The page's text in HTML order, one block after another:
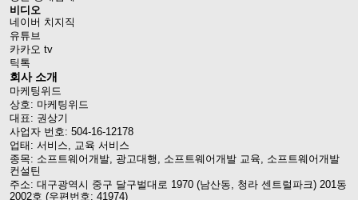
비디오
네이버 치지직
유튜브
카카오 tv
틱톡
회사 소개
마케팅위드
상호: 마케팅위드
대표: 권상기
사업자 번호: 504-16-12178
업태: 서비스, 교육 서비스
종목: 소프트웨어개발, 광고대행, 소프트웨어개발 교육, 소프트웨어개발
컨설틴
주소: 대구광역시 중구 달구벌대로 1970 (남산동, 청라 센트럴파크) 201동
2002호 (우편번호: 41974)